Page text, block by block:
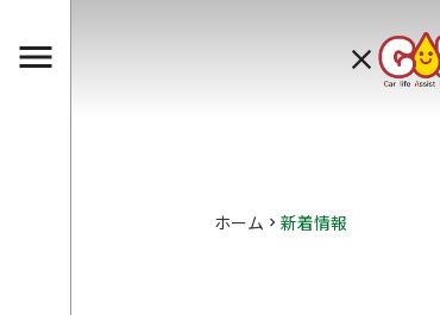
ホーム keyboard_arrow_right 新着情報
menu clear